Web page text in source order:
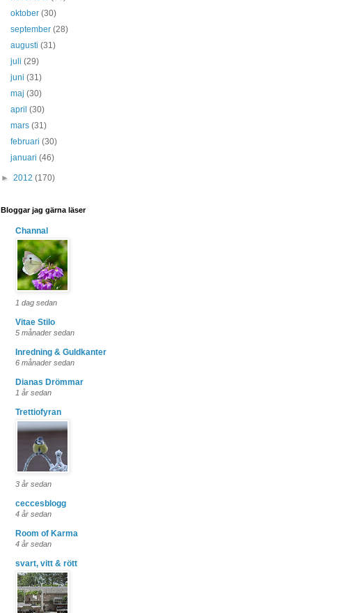
oktober(30)
september(28)
augusti(31)
juli(29)
juni(31)
maj(30)
april(30)
mars(31)
februari(30)
januari(46)
► 2012 (170)
Bloggar jag gärna läser
Channal
1 dag sedan
Vitae Stilo
5 månader sedan
Inredning & Guldkanter
6 månader sedan
Dianas Drömmar
1 år sedan
Trettiofyran
3 år sedan
ceccesblogg
4 år sedan
Room of Karma
4 år sedan
svart, vitt & rött